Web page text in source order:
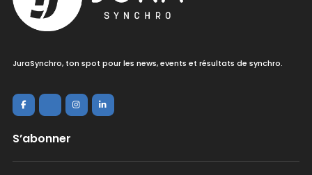
JuraSynchro, ton spot pour les news, events et résultats de synchro.
S’abonner